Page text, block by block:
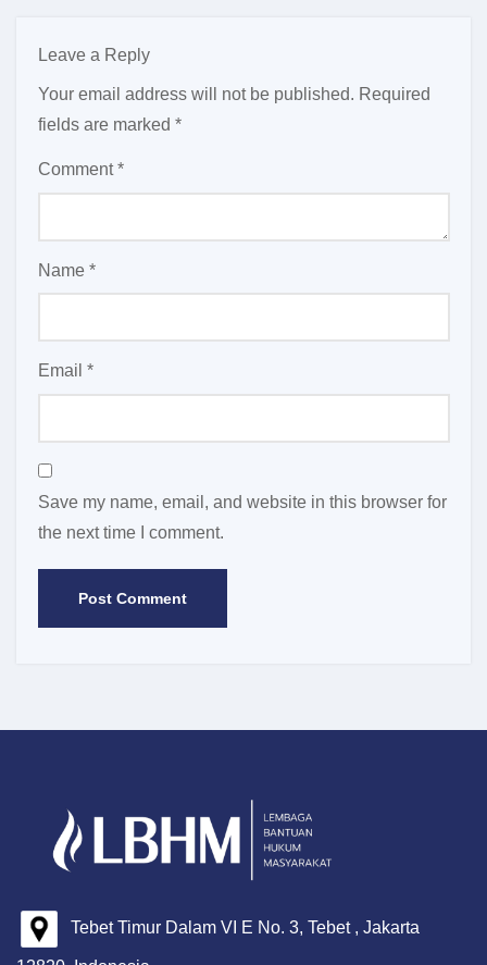
Leave a Reply
Your email address will not be published. Required
fields are marked *
Comment*
Name *
Email *
Save my name, email, and website in this browser for
the next time I comment.
Tebet Timur Dalam VI E No. 3, Tebet , Jakarta